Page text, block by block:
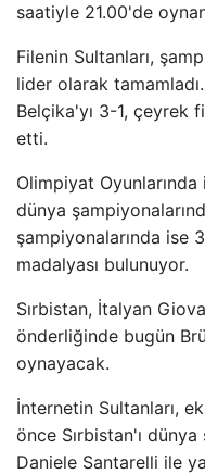
saatiyle 21.00'de
Filenin Sultanları,
lider olarak
Belçika'yı 3-1, çeyrek
etti.
Olimpiyat
dünya
şampiyonalarında ise
madalyası bulunuyor.
Sırbistan, İtalyan
önderliğinde bugün
oynayacak.
İnternetin Sultanları,
önce Sırbistan'ı
Daniele Santarelli ile